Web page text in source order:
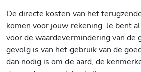
De directe kosten van het
komen voor jouw rekening. Je bent
voor de waardevermindering van de
gevolg is van het gebruik van de
dan nodig is om de aard, de